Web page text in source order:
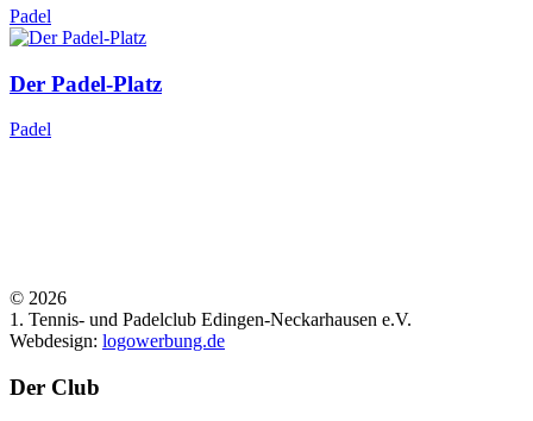
Padel
Der Padel-Platz
Padel
© 2026
1. Tennis- und Padelclub Edingen-Neckarhausen e.V.
Webdesign: logowerbung.de
Der Club